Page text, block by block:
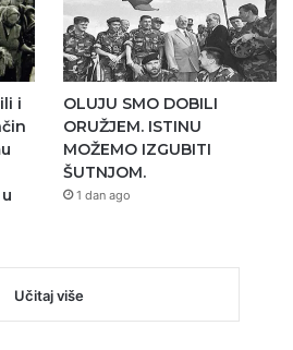
i
OLUJU SMO DOBILI
ORUŽJEM. ISTINU
MOŽEMO IZGUBITI
ŠUTNJOM.
1 dan ago
Učitaj više